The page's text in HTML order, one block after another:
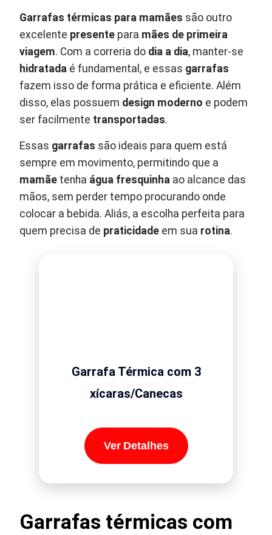
Garrafas térmicas para mamães são outro
excelente presente para mães de primeira
viagem. Com a correria do dia a dia, manter-se
hidratada é fundamental, e essas garrafas
fazem isso de forma prática e eficiente. Além
disso, elas possuem design moderno e podem
ser facilmente transportadas.
Essas garrafas são ideais para quem está
sempre em movimento, permitindo que a
mamãe tenha água fresquinha ao alcance das
mãos, sem perder tempo procurando onde
colocar a bebida. Aliás, a escolha perfeita para
quem precisa de praticidade em sua rotina.
Garrafa Térmica com 3
xícaras/Canecas
Ver Detalhes
Garrafas térmicas com